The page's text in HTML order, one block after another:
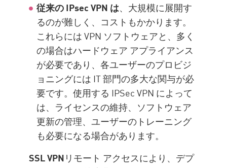
従来の IPsec VPN は、大規模に展開す
るのが難しく、コストもかかります。
これらには VPN ソフトウェアと、多く
の場合はハードウェア アプライアンス
が必要であり、各ユーザーのプロビジ
ョニングには IT 部門の多大な関与が必
要です。使用する IPSec VPN によって
は、ライセンスの維持、ソフトウェア
更新の管理、ユーザーのトレーニング
も必要になる場合があります。
SSL VPNリモート アクセスにより、デプ